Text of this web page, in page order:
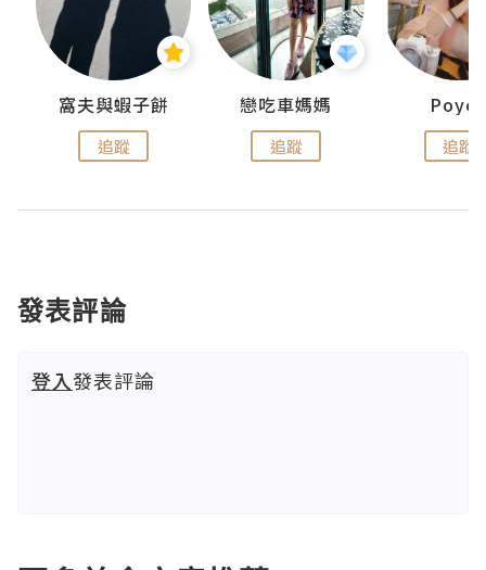
窩夫與蝦子餅
追蹤
戀吃車媽媽
追蹤 追蹤
發表評論
登入發表評論